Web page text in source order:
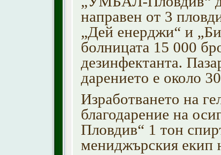
направен от 3
„Дей енерджи“ и
болницата 15 000
дезинфектанта.
дарението е около
Изработването на
благодарение на
Пловдив“ 1 тон
мениджърския